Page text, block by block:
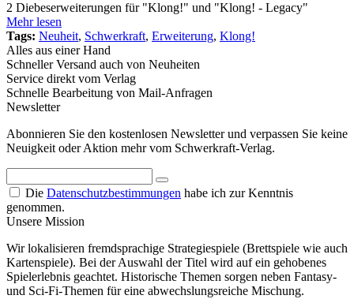
2 Diebeserweiterungen für "Klong!" und "Klong! - Legacy"
Mehr lesen
Tags: Neuheit, Schwerkraft, Erweiterung, Klong!
Alles aus einer Hand
Schneller Versand auch von Neuheiten
Service direkt vom Verlag
Schnelle Bearbeitung von Mail-Anfragen
Newsletter
Abonnieren Sie den kostenlosen Newsletter und verpassen Sie keine
Neuigkeit oder Aktion mehr vom Schwerkraft-Verlag.
Die Datenschutzbestimmungen habe ich zur Kenntnis
genommen.
Unsere Mission
Wir lokalisieren fremdsprachige Strategiespiele (Brettspiele wie auch
Kartenspiele). Bei der Auswahl der Titel wird auf ein gehobenes
Spielerlebnis geachtet. Historische Themen sorgen neben Fantasy-
und Sci-Fi-Themen für eine abwechslungsreiche Mischung.